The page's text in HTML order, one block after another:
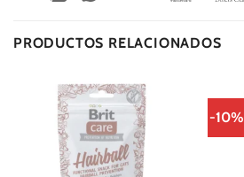
PRODUCTOS RELACIONADOS
-10%